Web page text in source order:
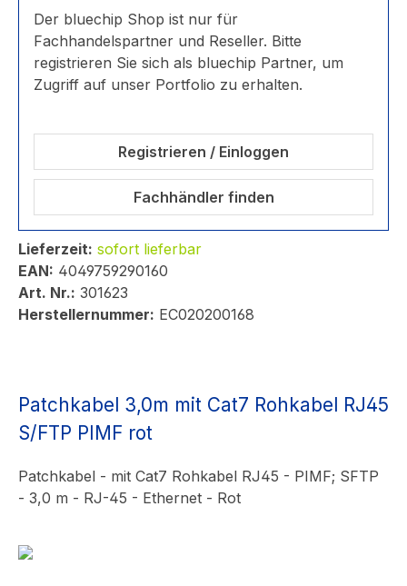
Der bluechip Shop ist nur für
Fachhandelspartner und Reseller. Bitte
registrieren Sie sich als bluechip Partner, um
Zugriff auf unser Portfolio zu erhalten.
Registrieren / Einloggen
Fachhändler finden
Lieferzeit: sofort lieferbar
EAN: 4049759290160
Art. Nr.: 301623
Herstellernummer: EC020200168
Patchkabel 3,0m mit Cat7 Rohkabel RJ45
S/FTP PIMF rot
Patchkabel - mit Cat7 Rohkabel RJ45 - PIMF; SFTP
- 3,0 m - RJ-45 - Ethernet - Rot